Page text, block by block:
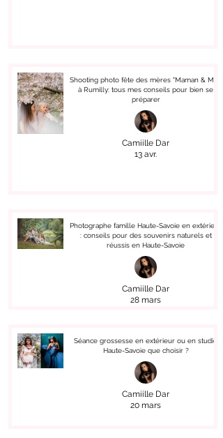
Shooting photo fête des mères "Maman & Moi"
à Rumilly: tous mes conseils pour bien se
préparer
Camiille Dar
13 avr.
Photographe famille Haute-Savoie en extérieur
: conseils pour des souvenirs naturels et
réussis en Haute-Savoie
Camiille Dar
28 mars
Séance grossesse en extérieur ou en studio
Haute-Savoie que choisir ?
Camiille Dar
20 mars